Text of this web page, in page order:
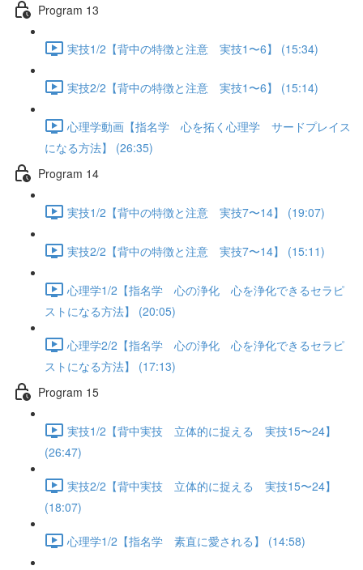
Program 13
実技1/2【背中の特徴と注意 実技1〜6】 (15:34)
実技2/2【背中の特徴と注意 実技1〜6】 (15:14)
心理学動画【指名学 心を拓く心理学 サードプレイス
になる方法】 (26:35)
Program 14
実技1/2【背中の特徴と注意 実技7〜14】 (19:07)
実技2/2【背中の特徴と注意 実技7〜14】 (15:11)
心理学1/2【指名学 心の浄化 心を浄化できるセラピ
ストになる方法】 (20:05)
心理学2/2【指名学 心の浄化 心を浄化できるセラピ
ストになる方法】 (17:13)
Program 15
実技1/2【背中実技 立体的に捉える 実技15〜24】
(26:47)
実技2/2【背中実技 立体的に捉える 実技15〜24】
(18:07)
心理学1/2【指名学 素直に愛される】 (14:58)